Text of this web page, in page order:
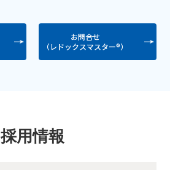
お問合せ
（レドックスマスター®）
採用情報